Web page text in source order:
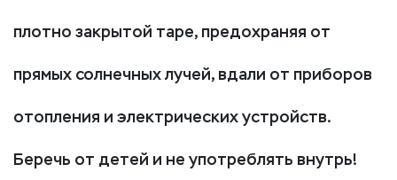
плотно закрытой таре, предохраняя от
прямых солнечных лучей, вдали от приборов
отопления и электрических устройств.
Беречь от детей и не употреблять внутрь!